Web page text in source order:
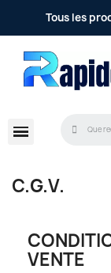
Tous les
C.G.V.
VENTE